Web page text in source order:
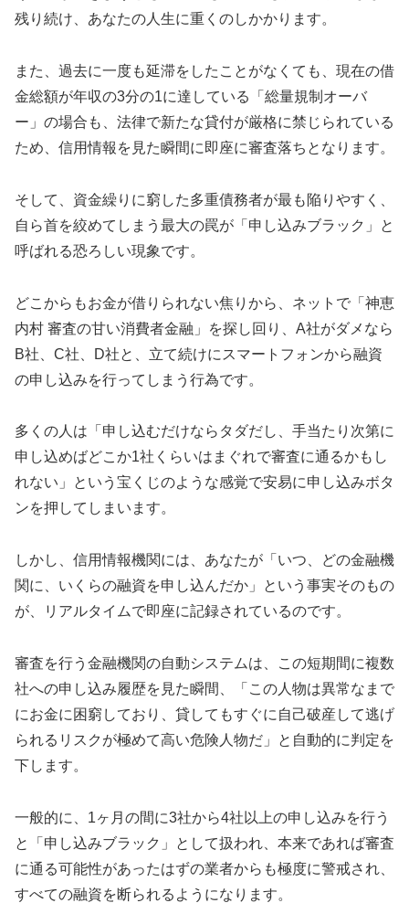
残り続け、あなたの人生に重くのしかかります。
また、過去に一度も延滞をしたことがなくても、現在の借
金総額が年収の3分の1に達している「総量規制オーバ
ー」の場合も、法律で新たな貸付が厳格に禁じられている
ため、信用情報を見た瞬間に即座に審査落ちとなります。
そして、資金繰りに窮した多重債務者が最も陥りやすく、
自ら首を絞めてしまう最大の罠が「申し込みブラック」と
呼ばれる恐ろしい現象です。
どこからもお金が借りられない焦りから、ネットで「神恵
内村 審査の甘い消費者金融」を探し回り、A社がダメなら
B社、C社、D社と、立て続けにスマートフォンから融資
の申し込みを行ってしまう行為です。
多くの人は「申し込むだけならタダだし、手当たり次第に
申し込めばどこか1社くらいはまぐれで審査に通るかもし
れない」という宝くじのような感覚で安易に申し込みボタ
ンを押してしまいます。
しかし、信用情報機関には、あなたが「いつ、どの金融機
関に、いくらの融資を申し込んだか」という事実そのもの
が、リアルタイムで即座に記録されているのです。
審査を行う金融機関の自動システムは、この短期間に複数
社への申し込み履歴を見た瞬間、「この人物は異常なまで
にお金に困窮しており、貸してもすぐに自己破産して逃げ
られるリスクが極めて高い危険人物だ」と自動的に判定を
下します。
一般的に、1ヶ月の間に3社から4社以上の申し込みを行う
と「申し込みブラック」として扱われ、本来であれば審査
に通る可能性があったはずの業者からも極度に警戒され、
すべての融資を断られるようになります。